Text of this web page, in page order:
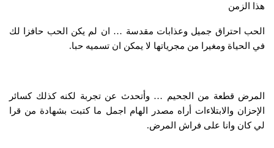
هذا الزمن
الحب احتراق جميل وعذابات مقدسة … ان لم يكن الحب حافزا لك
في الحياة ومغيرا من مجرياتها لا يمكن ان تسميه حبا.
المرض قطعة من الجحيم … وأتحدث عن تجربة لكنه كذلك كسائر
الإحزان والابتلاءات أراه مصدر الهام اجمل ما كتبت بشهادة من قرا
لي كان وانا على فراش المرض.